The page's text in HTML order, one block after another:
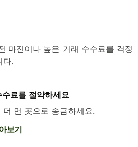
마진이나 높은 거래 수수료를 걱정
다.
료를 절약하세요
먼 곳으로 송금하세요.
보기